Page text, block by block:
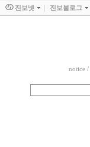
notice /
진보넷 진보블로그